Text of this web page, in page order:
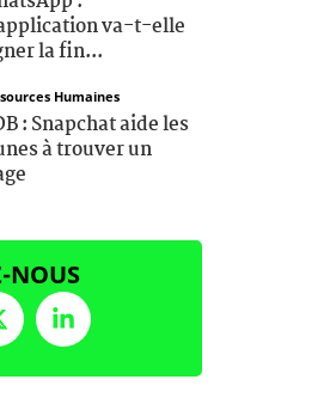
va-t-elle
la fin...
Humaines
: Snapchat aide les
à trouver un
NOUS